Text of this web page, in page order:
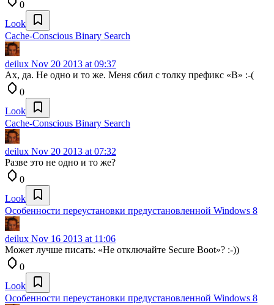
0
Look
Cache-Conscious Binary Search
deilux Nov 20 2013 at 09:37
Ах, да. Не одно и то же. Меня сбил с толку префикс «B» :-(
0
Look
Cache-Conscious Binary Search
deilux Nov 20 2013 at 07:32
Разве это не одно и то же?
0
Look
Особенности переустановки предустановленной Windows 8
deilux Nov 16 2013 at 11:06
Может лучше писать: «Не отключайте Secure Boot»? :-))
0
Look
Особенности переустановки предустановленной Windows 8